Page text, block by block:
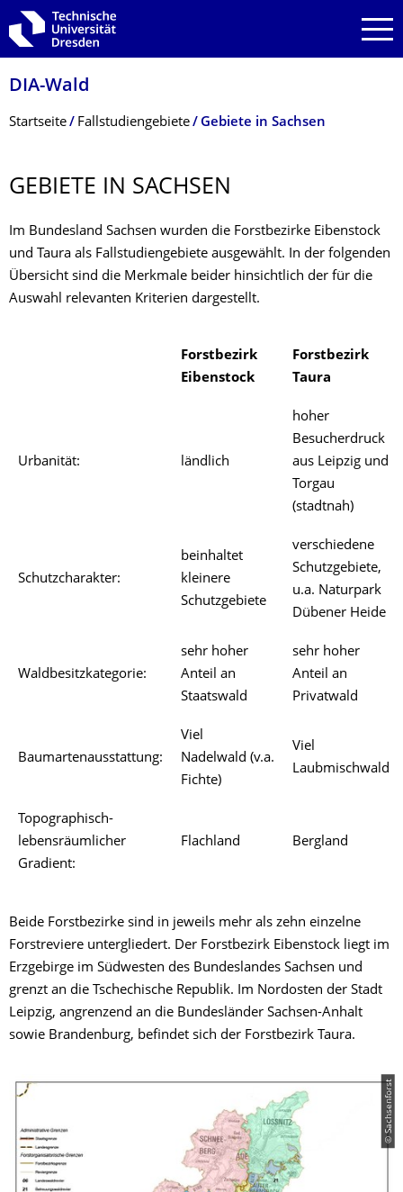
Zur Hauptnavigation springen
Zur Suche springen
Zum Inhalt springen
DIA-Wald
Breadcrumb-Menü
Startseite Fallstudiengebiete Gebiete in Sachsen
GEBIETE IN SACHSEN
Im Bundesland Sachsen wurden die Forstbezirke Eibenstock
und Taura als Fallstudiengebiete ausgewählt. In der folgenden
Übersicht sind die Merkmale beider hinsichtlich der für die
Auswahl relevanten Kriterien dargestellt.
Forstbezirk
Eibenstock
Forstbezirk
Taura
Urbanität: ländlich
hoher
Besucherdruck
aus Leipzig und
Torgau
(stadtnah)
Schutzcharakter:
beinhaltet
kleinere
Schutzgebiete
verschiedene
Schutzgebiete,
u.a. Naturpark
Dübener Heide
Waldbesitzkategorie:
sehr hoher
Anteil an
Staatswald
sehr hoher
Anteil an
Privatwald
Baumartenausstattung:
Viel
Nadelwald (v.a.
Fichte)
Viel
Laubmischwald
Topographisch-
lebensräumlicher
Gradient:
Flachland Bergland
Beide Forstbezirke sind in jeweils mehr als zehn einzelne
Forstreviere untergliedert. Der Forstbezirk Eibenstock liegt im
Erzgebirge im Südwesten des Bundeslandes Sachsen und
grenzt an die Tschechische Republik. Im Nordosten der Stadt
Leipzig, angrenzend an die Bundesländer Sachsen-Anhalt
sowie Brandenburg, befindet sich der Forstbezirk Taura.
© Sachsenforst